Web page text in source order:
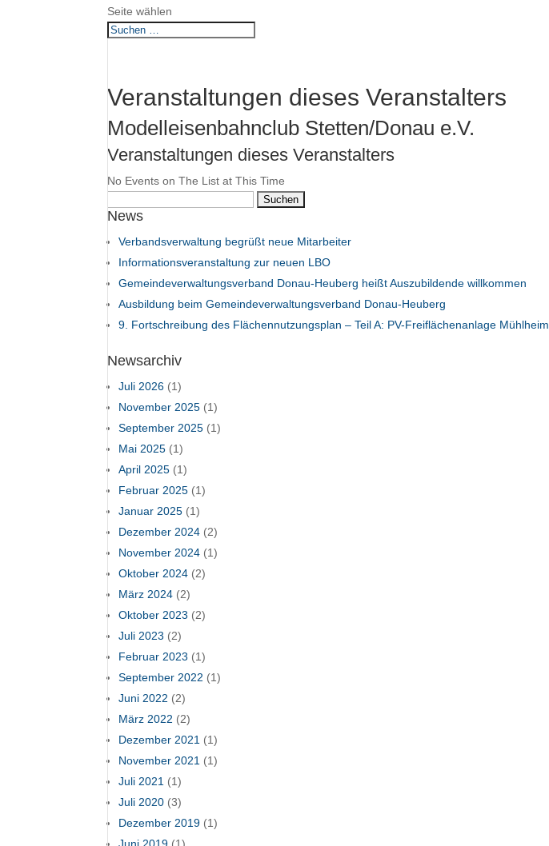
Seite wählen
Veranstaltungen dieses Veranstalters
Modelleisenbahnclub Stetten/Donau e.V.
Veranstaltungen dieses Veranstalters
No Events on The List at This Time
nach:
News
Verbandsverwaltung begrüßt neue Mitarbeiter
Informationsveranstaltung zur neuen LBO
Gemeindeverwaltungsverband Donau-Heuberg heißt Auszubildende willkommen
Ausbildung beim Gemeindeverwaltungsverband Donau-Heuberg
9. Fortschreibung des Flächennutzungsplan – Teil A: PV-Freiflächenanlage Mühlheim
Newsarchiv
Juli 2026 (1)
November 2025 (1)
September 2025 (1)
Mai 2025 (1)
April 2025 (1)
Februar 2025 (1)
Januar 2025 (1)
Dezember 2024 (2)
November 2024 (1)
Oktober 2024 (2)
März 2024 (2)
Oktober 2023 (2)
Juli 2023 (2)
Februar 2023 (1)
September 2022 (1)
Juni 2022 (2)
März 2022 (2)
Dezember 2021 (1)
November 2021 (1)
Juli 2021 (1)
Juli 2020 (3)
Dezember 2019 (1)